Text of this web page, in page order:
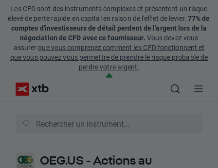
Les CFD sont des instruments complexes et présentent un risque
élevé de perte rapide en capital en raison de l'effet de levier. 77% de
comptes d'investisseurs de détail perdent de l'argent lors de la
négociation de CFD avec ce fournisseur. Vous devez vous
assurerque vous comprenez comment les CFD fonctionnent et
que vous pouvez vous permettre de prendre le risque probable de
perdre votre argent.
OEG.US - Actions au